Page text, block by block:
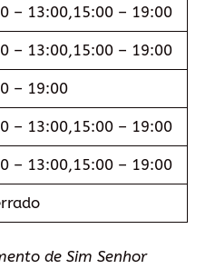
– 13:00,15:00 – 19:00
– 13:00,15:00 – 19:00
– 19:00
– 13:00,15:00 – 19:00
– 13:00,15:00 – 19:00
de Sim Senhor